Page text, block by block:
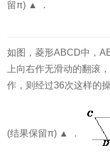
留π) ▲ ．
如图，菱形ABCD中，
上向右作无滑动的翻滚
作，则经过36次这样的
(结果保留π) ▲ ．